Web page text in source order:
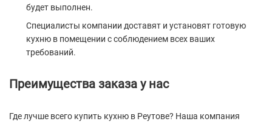
будет выполнен.
Специалисты компании доставят и установят готовую
кухню в помещении с соблюдением всех ваших
требований.
Преимущества заказа у нас
Где лучше всего купить кухню в Реутове? Наша компания